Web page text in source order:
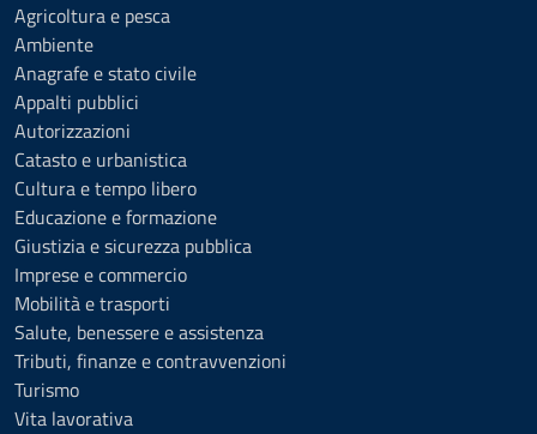
Agricoltura e pesca
Ambiente
Anagrafe e stato civile
Appalti pubblici
Autorizzazioni
Catasto e urbanistica
Cultura e tempo libero
Educazione e formazione
Giustizia e sicurezza pubblica
Imprese e commercio
Mobilità e trasporti
Salute, benessere e assistenza
Tributi, finanze e contravvenzioni
Turismo
Vita lavorativa